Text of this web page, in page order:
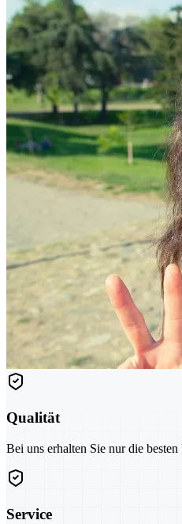
Qualität
Bei uns erhalten Sie nur die
Service